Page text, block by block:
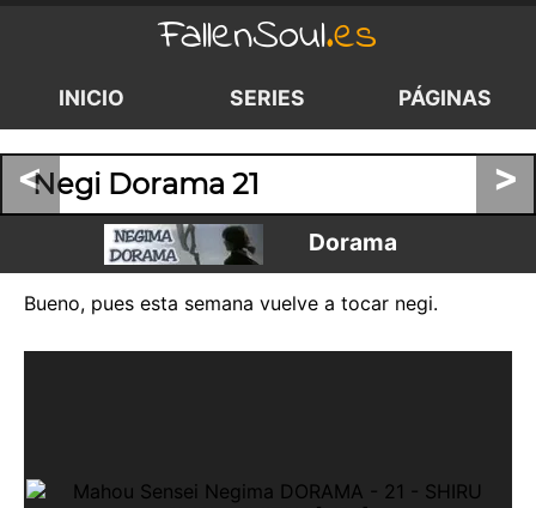
FallenSoul.es
INICIO SERIES PÁGINAS
< >
Negi Dorama 21
Dorama
Bueno, pues esta semana vuelve a tocar negi.